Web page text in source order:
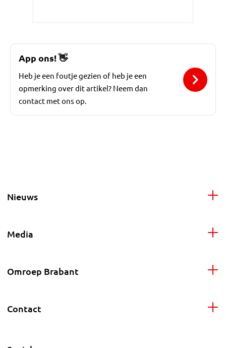
App ons!👋
Heb je een foutje gezien of heb je een
opmerking over dit artikel? Neem dan
contact met ons op.
Nieuws
Media
Omroep Brabant
Contact